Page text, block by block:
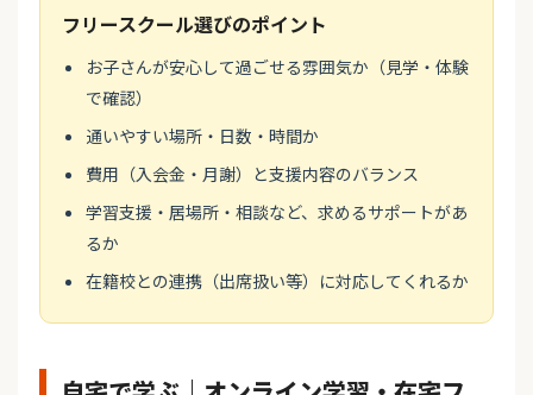
フリースクール選びのポイント
お子さんが安心して過ごせる雰囲気か（見学・体験
で確認）
通いやすい場所・日数・時間か
費用（入会金・月謝）と支援内容のバランス
学習支援・居場所・相談など、求めるサポートがあ
るか
在籍校との連携（出席扱い等）に対応してくれるか